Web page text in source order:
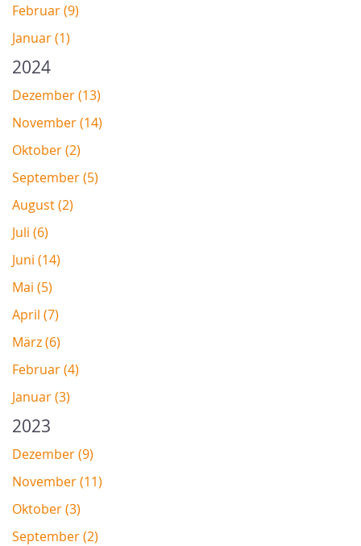
Februar (9)
Januar (1)
2024
Dezember (13)
November (14)
Oktober (2)
September (5)
August (2)
Juli (6)
Juni (14)
Mai (5)
April (7)
März (6)
Februar (4)
Januar (3)
2023
Dezember (9)
November (11)
Oktober (3)
September (2)